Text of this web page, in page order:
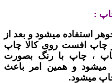
:
استفاده میشود و بعد از
در چاپ افست روی کالا چاپ
، چاپ با رنگ بصورت
میشود و همین امر باعث
میشود.